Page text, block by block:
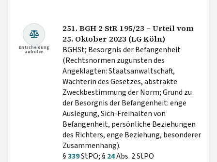
Entscheidung
aufrufen
251. BGH 2 StR 195/23 – Urteil vom
25. Oktober 2023 (LG Köln)
BGHSt; Besorgnis der Befangenheit
(Rechtsnormen zugunsten des
Angeklagten: Staatsanwaltschaft,
Wächterin des Gesetzes, abstrakte
Zweckbestimmung der Norm; Grund zu
der Besorgnis der Befangenheit: enge
Auslegung, Sich-Freihalten von
Befangenheit, persönliche Beziehungen
des Richters, enge Beziehung, besonderer
Zusammenhang).
§339StPO; § 24Abs. 2 StPO